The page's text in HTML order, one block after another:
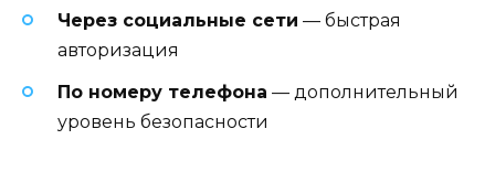
Через социальные сети — быстрая
авторизация
По номеру телефона — дополнительный
уровень безопасности